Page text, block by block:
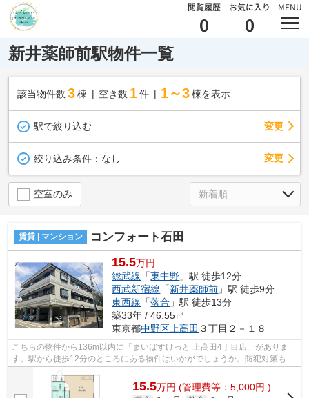
閲覧履歴
0
お気に入り
0
MENU
新井薬師前駅物件一覧
該当物件数 3棟 空き数 1 件 1～3 棟を表示
駅で絞り込む 変更
絞り込み条件： なし 変更
空室のみ
賃貸 | マンション コンフォート石田
15.5万円
総武線 「東中野 」駅 徒歩12分
西武新宿線 「新井薬師前 」駅 徒歩9分
東西線 「落合 」駅 徒歩13分
築33年 / 46.55㎡
東京都中野区 上高田 ３丁目２－１８
こちらの物件から136m以内に「まいばすけっと 上高田4丁目店」がありま
す。駅から徒歩12分のところにある物件はいかがでしょうか。防犯対策もバ
ッチリなマンションタイプの物件です。...
15.5万円 (管理費等：5,000円 )